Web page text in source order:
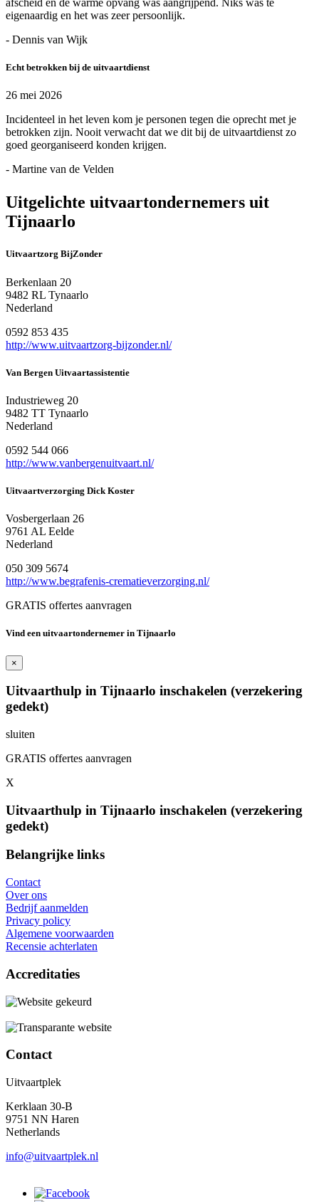
afscheid en de warme opvang was aangrijpend. Niks was te
eigenaardig en het was zeer persoonlijk.
- Dennis van Wijk
Echt betrokken bij de uitvaartdienst
26 mei 2026
Incidenteel in het leven kom je personen tegen die oprecht met je
betrokken zijn. Nooit verwacht dat we dit bij de uitvaartdienst zo
goed georganiseerd konden krijgen.
- Martine van de Velden
Uitgelichte uitvaartondernemers uit
Tijnaarlo
Uitvaartzorg BijZonder
Berkenlaan 20
9482 RL Tynaarlo
Nederland
0592 853 435
http://www.uitvaartzorg-bijzonder.nl/
Van Bergen Uitvaartassistentie
Industrieweg 20
9482 TT Tynaarlo
Nederland
0592 544 066
http://www.vanbergenuitvaart.nl/
Uitvaartverzorging Dick Koster
Vosbergerlaan 26
9761 AL Eelde
Nederland
050 309 5674
http://www.begrafenis-crematieverzorging.nl/
GRATIS offertes aanvragen
Vind een uitvaartondernemer in Tijnaarlo
×
Uitvaarthulp in Tijnaarlo inschakelen (verzekering
gedekt)
sluiten
GRATIS offertes aanvragen
X
Uitvaarthulp in Tijnaarlo inschakelen (verzekering
gedekt)
Belangrijke links
Contact
Over ons
Bedrijf aanmelden
Privacy policy
Algemene voorwaarden
Recensie achterlaten
Accreditaties
Contact
Uitvaartplek
Kerklaan 30-B
9751 NN Haren
Netherlands
info@uitvaartplek.nl